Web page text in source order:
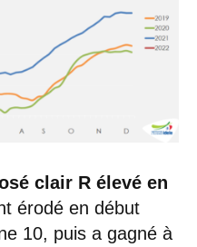
clair R élevé en
érodé en début
10, puis a gagné à